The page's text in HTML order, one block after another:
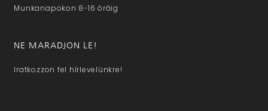
Munkanapokon 8-16 óráig
NE MARADJON LE!
Iratkozzon fel hírlevelünkre!